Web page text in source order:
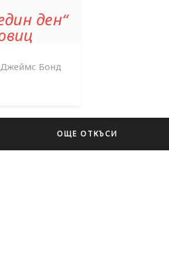
ден“
Бонд
ОЩЕ ОТКЪСИ